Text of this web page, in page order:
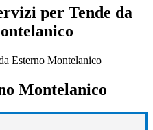
per Tende da
Montelanico